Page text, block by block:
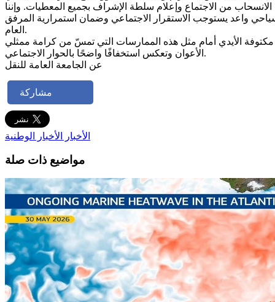
من الاجتماع وإعلام سلطة الإشراف بجميع المعطيات. وإننا
واعد يستوجب الاستقرار الاجتماعي وضمان استمرارية المرفق
العام.
مكتوفة الأيدي أمام مثل هذه الممارسات التي تمسّ من كرامة ممثلي
الأعوان وتعكس استخفافًا واضحًا بالحوار الاجتماعي.
عن الجامعة العامة للنقل
مشاركة
الأخبار الأخبار الوطنية
مواضيع ذات صلة